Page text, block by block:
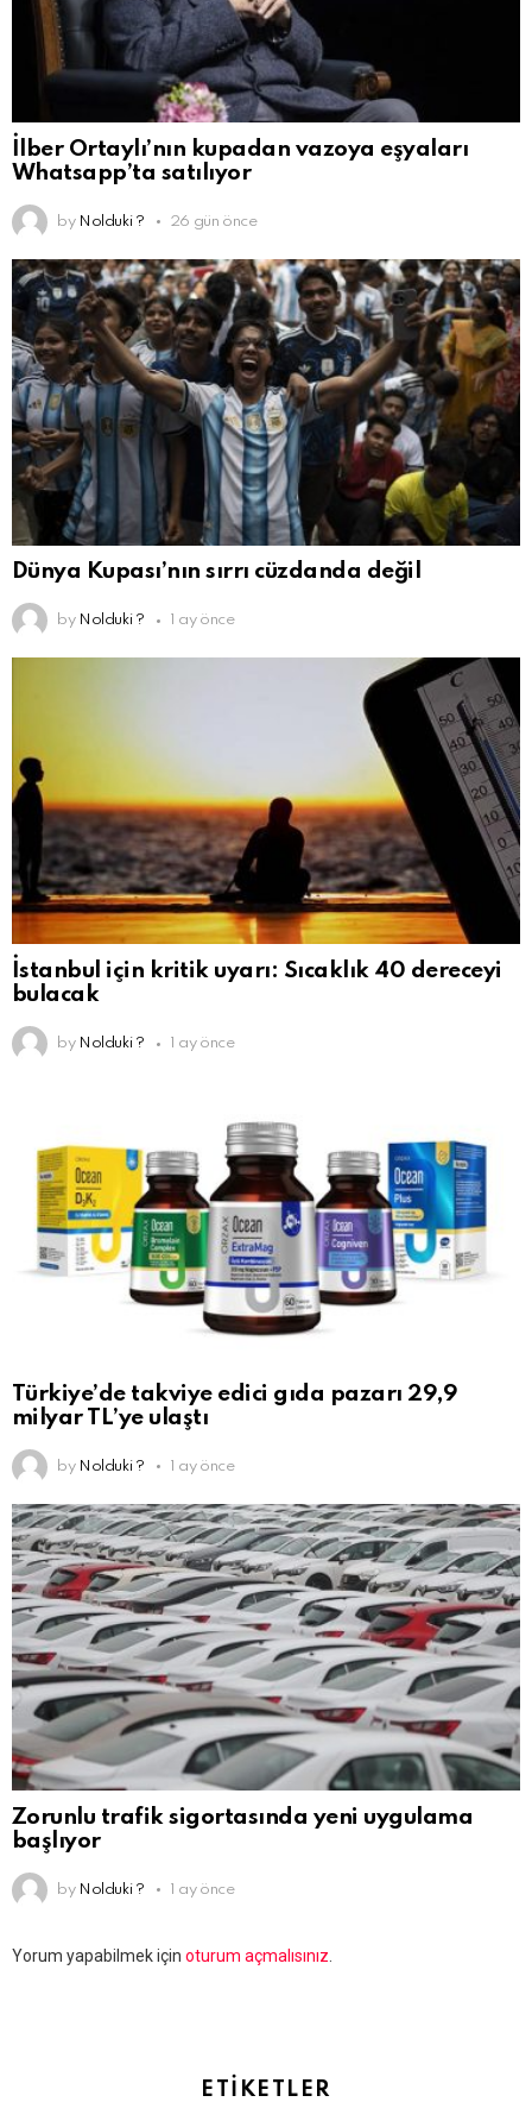
İlber Ortaylı’nın kupadan vazoya eşyaları
Whatsapp’ta satılıyor
by Nolduki ? 26 gün önce
Dünya Kupası’nın sırrı cüzdanda değil
by Nolduki ? 1 ay önce
İstanbul için kritik uyarı: Sıcaklık 40 dereceyi
bulacak
by Nolduki ? 1 ay önce
Türkiye’de takviye edici gıda pazarı 29,9
milyar TL’ye ulaştı
by Nolduki ? 1 ay önce
Zorunlu trafik sigortasında yeni uygulama
başlıyor
by Nolduki ? 1 ay önce
Bir
Yorum yapabilmek için oturum açmalısınız
ETIKETLER